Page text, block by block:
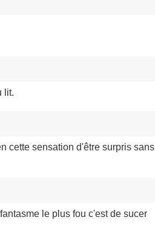
lit.
cette sensation d'être surpris sans
le plus fou c'est de sucer